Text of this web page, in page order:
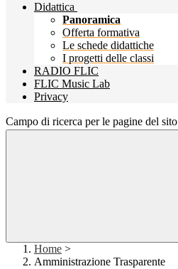
Didattica
Panoramica
Offerta formativa
Le schede didattiche
I progetti delle classi
RADIO FLIC
FLIC Music Lab
Privacy
Campo di ricerca per le pagine del sito
Home >
Amministrazione Trasparente